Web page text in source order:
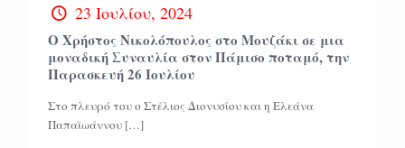
23 Ιουλίου, 2024
Ο Χρήστος Νικολόπουλος στο Μουζάκι σε μια
μοναδική Συναυλία στον Πάμισο ποταμό, την
Παρασκευή 26 Ιουλίου
Στο πλευρό του ο Στέλιος Διονυσίου και η Ελεάνα
Παπαϊωάννου […]